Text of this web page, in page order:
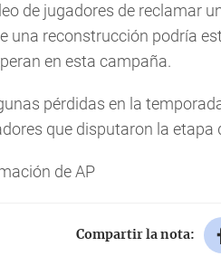
de jugadores de reclamar
una reconstrucción podría
en esta campaña.
pérdidas en la
que disputaron la etapa
de AP
Compartir la nota: